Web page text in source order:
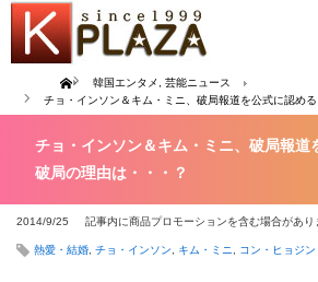
Home 韓国エンタメ
芸能ニュース
チョ・インソン＆キム・ミニ、破局報道を公式に認め
チョ・インソン＆キム・ミニ、破局報道
破局の理由は・・・？
2014/9/25 記事内に商品プロモーションを含む場合があり
熱愛・結婚 チョ・インソン キム・ミニ コン・ヒョジン